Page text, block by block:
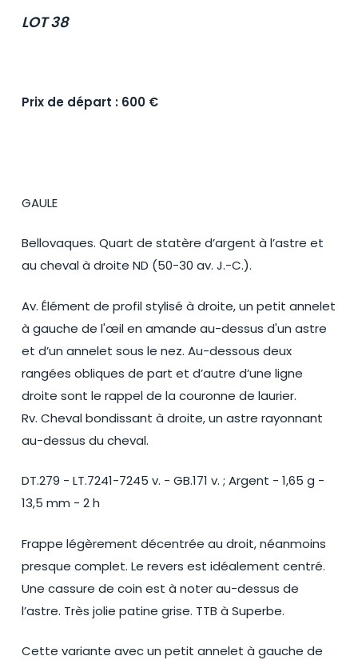
LOT 38
Prix de départ : 600 €
GAULE
Bellovaques. Quart de statère d’argent à l’astre et
au cheval à droite ND (50-30 av. J.-C.).
Av. Élément de profil stylisé à droite, un petit annelet
à gauche de l'œil en amande au-dessus d'un astre
et d’un annelet sous le nez. Au-dessous deux
rangées obliques de part et d’autre d’une ligne
droite sont le rappel de la couronne de laurier.
Rv. Cheval bondissant à droite, un astre rayonnant
au-dessus du cheval.
DT.279 - LT.7241-7245 v. - GB.171 v. ; Argent - 1,65 g -
13,5 mm - 2 h
Frappe légèrement décentrée au droit, néanmoins
presque complet. Le revers est idéalement centré.
Une cassure de coin est à noter au-dessus de
l’astre. Très jolie patine grise. TTB à Superbe.
Cette variante avec un petit annelet à gauche de